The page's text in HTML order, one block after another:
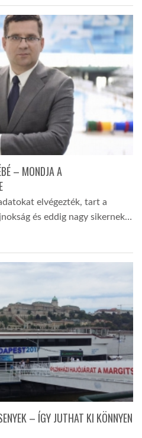
– MONDJA A
elvégezték, tart a
és eddig nagy sikernek…
– ÍGY JUTHAT KI KÖNNYEN